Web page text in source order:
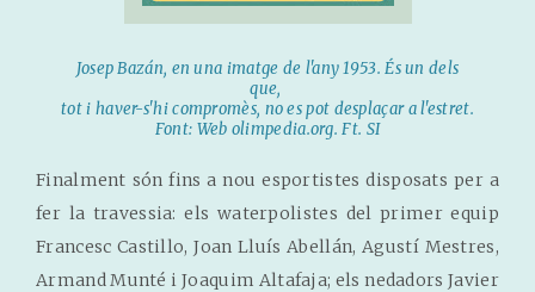
Josep Bazán, en una imatge de l'any 1953. És un dels
que,
tot i haver-s'hi compromès, no es pot desplaçar a l'estret.
Font: Web olimpedia.org. Ft. SI
Finalment són fins a nou esportistes disposats per a
fer la travessia: els waterpolistes del primer equip
Francesc Castillo, Joan Lluís Abellán, Agustí Mestres,
Armand Munté i Joaquim Altafaja; els nedadors Javier